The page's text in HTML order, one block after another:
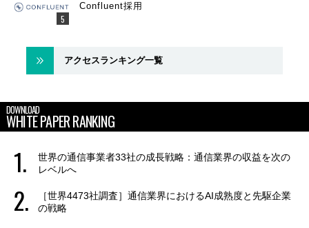
Confluent採用
アクセスランキング一覧
DOWNLOAD
WHITE PAPER RANKING
世界の通信事業者33社の成長戦略：通信業界の収益を次の
レベルへ
［世界4473社調査］通信業界におけるAI成熟度と先駆企業
の戦略